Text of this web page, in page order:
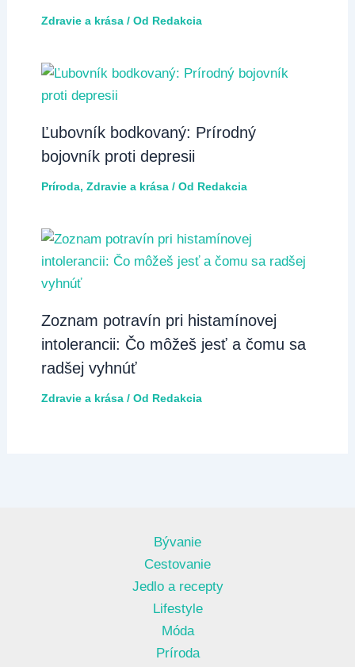
Zdravie a krása/ Od Redakcia
Ľubovník bodkovaný: Prírodný
bojovník proti depresii
Príroda, Zdravie a krása/ Od Redakcia
​Zoznam potravín pri histamínovej
intolerancii: Čo môžeš jesť a čomu sa
radšej vyhnúť
Zdravie a krása/ Od Redakcia
Bývanie
Cestovanie
Jedlo a recepty
Lifestyle
Móda
Príroda